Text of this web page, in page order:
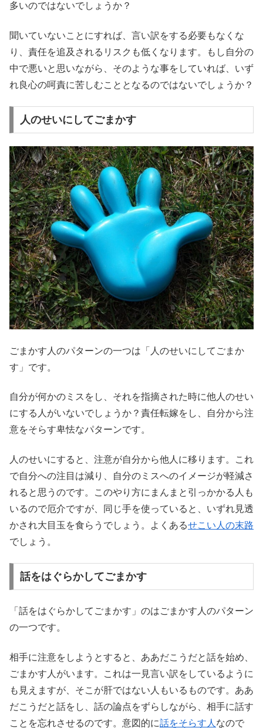
多いのではないでしょうか？
聞いていないことにすれば、言い訳をする必要もなくな
り、責任を追及されるリスクも低くなります。もし自分の
中で悪いと思いながら、そのような事をしていれば、いず
れ良心の呵責に苦しむこととなるのではないでしょうか？
人のせいにしてごまかす
ごまかす人のパターンの一つは「人のせいにしてごまか
す」です。
自分が何かのミスをし、それを指摘された時に他人のせい
にする人がいないでしょうか？責任転嫁をし、自分から注
意をそらす卑怯なパターンです。
人のせいにすると、注意が自分から他人に移ります。これ
で自分への注目は減り、自分のミスへのイメージが軽減さ
れると思うのです。このやり方にまんまと引っかかる人も
いるので厄介ですが、同じ手を使っていると、いずれ見透
かされ大目玉を食らうでしょう。よくあるせこい人の末路
でしょう。
話をはぐらかしてごまかす
「話をはぐらかしてごまかす」のはごまかす人のパターン
の一つです。
相手に注意をしようとすると、ああだこうだと話を始め、
ごまかす人がいます。これは一見言い訳をしているように
も見えますが、そこが肝ではない人もいるものです。ああ
だこうだと話をし、話の論点をずらしながら、相手に話す
ことを忘れさせるのです。意図的に話をそらす人 なので